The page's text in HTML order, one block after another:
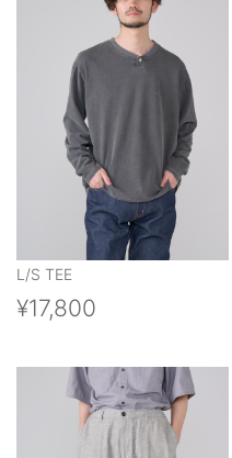
L/S TEE
¥17,800